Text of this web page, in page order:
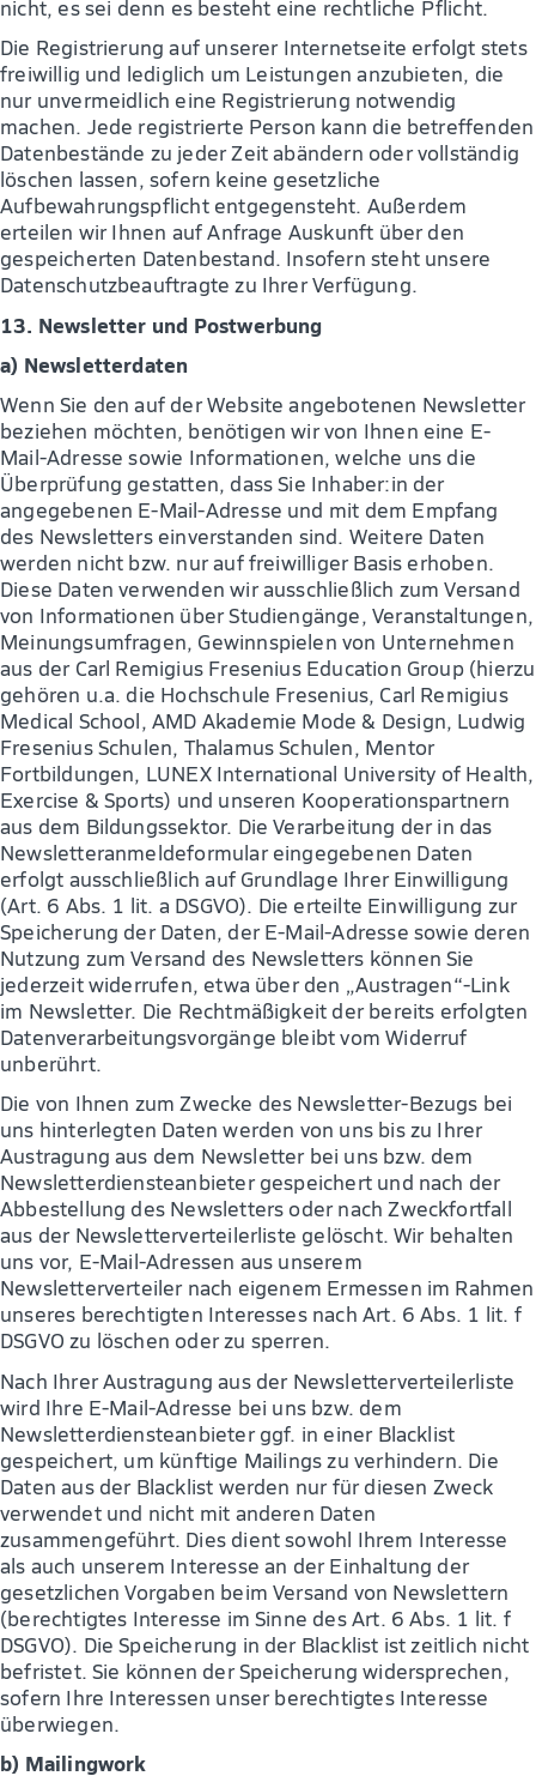
nicht, es sei denn es besteht eine rechtliche Pflicht.
Die Registrierung auf unserer Internetseite erfolgt stets
freiwillig und lediglich um Leistungen anzubieten, die
nur unvermeidlich eine Registrierung notwendig
machen. Jede registrierte Person kann die betreffenden
Datenbestände zu jeder Zeit abändern oder vollständig
löschen lassen, sofern keine gesetzliche
Aufbewahrungspflicht entgegensteht. Außerdem
erteilen wir Ihnen auf Anfrage Auskunft über den
gespeicherten Datenbestand. Insofern steht unsere
Datenschutzbeauftragte zu Ihrer Verfügung.
13. Newsletter und Postwerbung
a) Newsletterdaten
Wenn Sie den auf der Website angebotenen Newsletter
beziehen möchten, benötigen wir von Ihnen eine E-
Mail-Adresse sowie Informationen, welche uns die
Überprüfung gestatten, dass Sie Inhaber:in der
angegebenen E-Mail-Adresse und mit dem Empfang
des Newsletters einverstanden sind. Weitere Daten
werden nicht bzw. nur auf freiwilliger Basis erhoben.
Diese Daten verwenden wir ausschließlich zum Versand
von Informationen über Studiengänge, Veranstaltungen,
Meinungsumfragen, Gewinnspielen von Unternehmen
aus der Carl Remigius Fresenius Education Group (hierzu
gehören u.a. die Hochschule Fresenius, Carl Remigius
Medical School, AMD Akademie Mode & Design, Ludwig
Fresenius Schulen, Thalamus Schulen, Mentor
Fortbildungen, LUNEX International University of Health,
Exercise & Sports) und unseren Kooperationspartnern
aus dem Bildungssektor. Die Verarbeitung der in das
Newsletteranmeldeformular eingegebenen Daten
erfolgt ausschließlich auf Grundlage Ihrer Einwilligung
(Art. 6 Abs. 1 lit. a DSGVO). Die erteilte Einwilligung zur
Speicherung der Daten, der E-Mail-Adresse sowie deren
Nutzung zum Versand des Newsletters können Sie
jederzeit widerrufen, etwa über den „Austragen“-Link
im Newsletter. Die Rechtmäßigkeit der bereits erfolgten
Datenverarbeitungsvorgänge bleibt vom Widerruf
unberührt.
Die von Ihnen zum Zwecke des Newsletter-Bezugs bei
uns hinterlegten Daten werden von uns bis zu Ihrer
Austragung aus dem Newsletter bei uns bzw. dem
Newsletterdiensteanbieter gespeichert und nach der
Abbestellung des Newsletters oder nach Zweckfortfall
aus der Newsletterverteilerliste gelöscht. Wir behalten
uns vor, E-Mail-Adressen aus unserem
Newsletterverteiler nach eigenem Ermessen im Rahmen
unseres berechtigten Interesses nach Art. 6 Abs. 1 lit. f
DSGVO zu löschen oder zu sperren.
Nach Ihrer Austragung aus der Newsletterverteilerliste
wird Ihre E-Mail-Adresse bei uns bzw. dem
Newsletterdiensteanbieter ggf. in einer Blacklist
gespeichert, um künftige Mailings zu verhindern. Die
Daten aus der Blacklist werden nur für diesen Zweck
verwendet und nicht mit anderen Daten
zusammengeführt. Dies dient sowohl Ihrem Interesse
als auch unserem Interesse an der Einhaltung der
gesetzlichen Vorgaben beim Versand von Newslettern
(berechtigtes Interesse im Sinne des Art. 6 Abs. 1 lit. f
DSGVO). Die Speicherung in der Blacklist ist zeitlich nicht
befristet. Sie können der Speicherung widersprechen,
sofern Ihre Interessen unser berechtigtes Interesse
überwiegen.
b) Mailingwork